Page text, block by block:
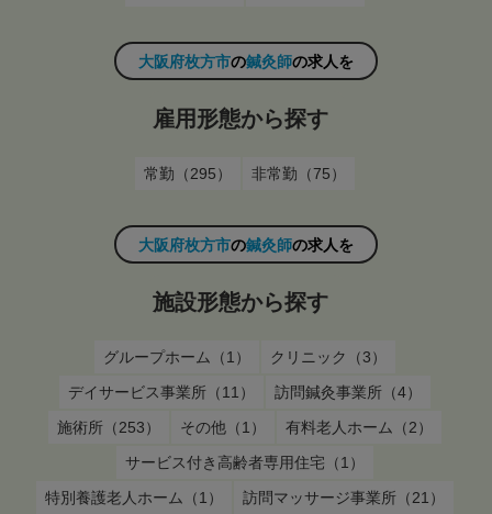
大阪府枚方市の鍼灸師の求人を
雇用形態から探す
常勤（295） 非常勤（75）
大阪府枚方市の鍼灸師の求人を
施設形態から探す
グループホーム（1）
クリニック（3）
デイサービス事業所（11）
訪問鍼灸事業所（4）
施術所（253）
その他（1）
有料老人ホーム（2）
サービス付き高齢者専用住宅（1）
特別養護老人ホーム（1）
訪問マッサージ事業所（21）